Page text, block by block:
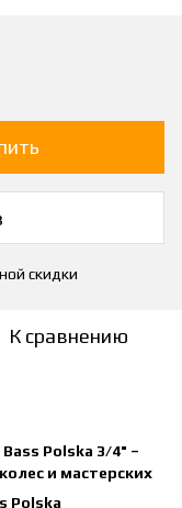
скидки
К сравнению
Polska 3/4" –
и мастерских
Polska